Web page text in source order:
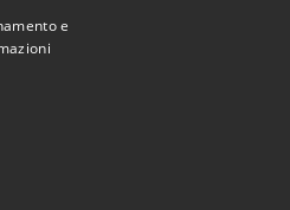
di Morro d'Alba • Powered by
e